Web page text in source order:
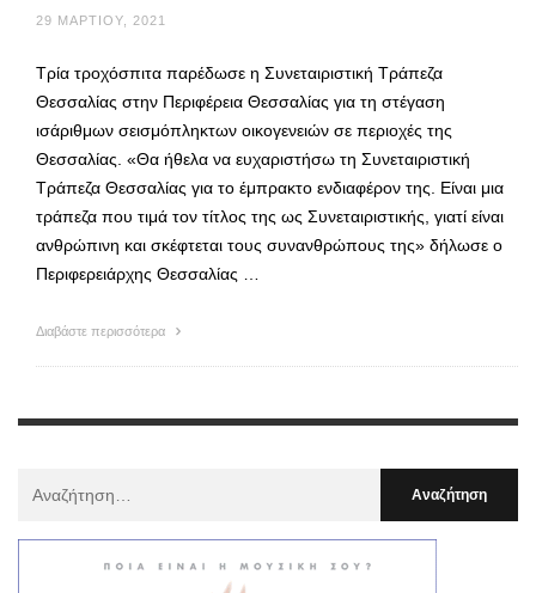
29 ΜΑΡΤΊΟΥ, 2021
Τρία τροχόσπιτα παρέδωσε η Συνεταιριστική Τράπεζα
Θεσσαλίας στην Περιφέρεια Θεσσαλίας για τη στέγαση
ισάριθμων σεισμόπληκτων οικογενειών σε περιοχές της
Θεσσαλίας. «Θα ήθελα να ευχαριστήσω τη Συνεταιριστική
Τράπεζα Θεσσαλίας για το έμπρακτο ενδιαφέρον της. Είναι μια
τράπεζα που τιμά τον τίτλος της ως Συνεταιριστικής, γιατί είναι
ανθρώπινη και σκέφτεται τους συνανθρώπους της» δήλωσε ο
Περιφερειάρχης Θεσσαλίας …
Διαβάστε περισσότερα
: